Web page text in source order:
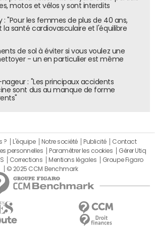
: parmi les 753 membres du Club
près de 70% indiquent que leur
œuvre une stratégie outillée en
C'est là une autre composante de la
qui favorise le déploiement
motos et vélos y sont interdits
: "Pour les femmes de plus de 40 ans,
santé cardiovasculaire et l'équilibre
de sol à éviter si vous voulez une
- un en particulier est même
: "Les principaux accidents
sont dus au manque de forme
? L'équipe Notre société Publicité
Contact
personnelles Paramétrer les cookies
Gérer Utiq
Corrections Mentions légales
Groupe Figaro
© 2025 CCM Benchmark